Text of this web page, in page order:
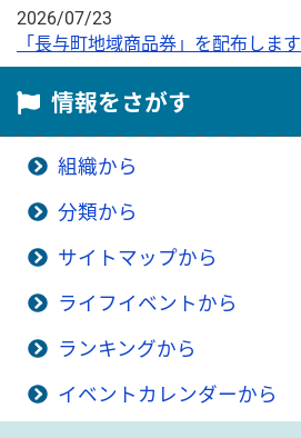
2026/07/23
「長与町地域商品券」を配布します
情報をさがす
組織から
分類から
サイトマップから
ライフイベントから
ランキングから
イベントカレンダーから